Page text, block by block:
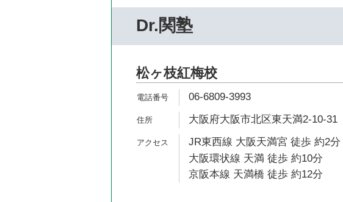
Dr.関塾
松ヶ枝紅梅校
06-6809-3993
大阪府大阪市北区東天満2-10-31
JR東西線 大阪天満宮 徒歩 約2分
大阪環状線 天満 徒歩 約10分
京阪本線 天満橋 徒歩 約12分